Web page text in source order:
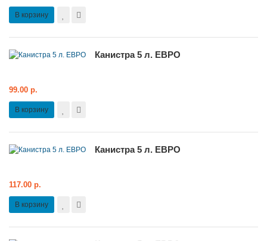
В корзину
Канистра 5 л. ЕВРО
99.00 р.
В корзину
Канистра 5 л. ЕВРО
117.00 р.
В корзину